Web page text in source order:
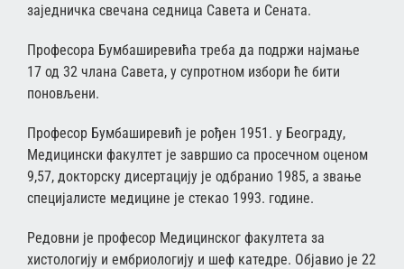
заједничка свечана седница Савета и Сената.
Професора Бумбаширевића треба да подржи најмање
17 од 32 члана Савета, у супротном избори ће бити
поновљени.
Професор Бумбаширевић је рођен 1951. у Београду,
Медицински факултет је завршио са просечном оценом
9,57, докторску дисертацију је одбранио 1985, а звање
специјалисте медицине је стекао 1993. године.
Редовни је професор Медицинског факултета за
хистологију и ембриологију и шеф катедре. Објавио је 22